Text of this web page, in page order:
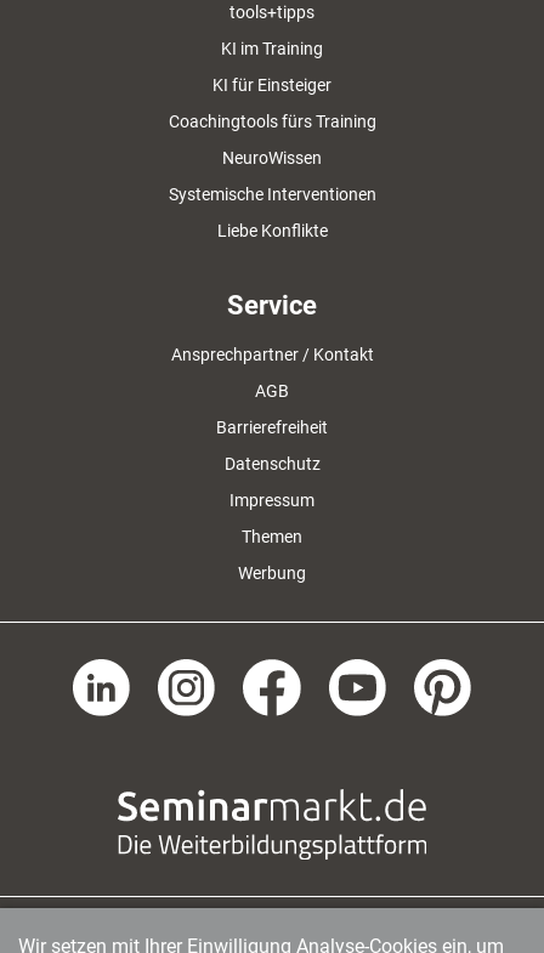
tools+tipps
KI im Training
KI für Einsteiger
Coachingtools fürs Training
NeuroWissen
Systemische Interventionen
Liebe Konflikte
Service
Ansprechpartner / Kontakt
AGB
Barrierefreiheit
Datenschutz
Impressum
Themen
Werbung
managerSeminare Verlags GmbH | Endenicher Str. 41 |
Wir setzen mit Ihrer Einwilligung Analyse-Cookies ein, um